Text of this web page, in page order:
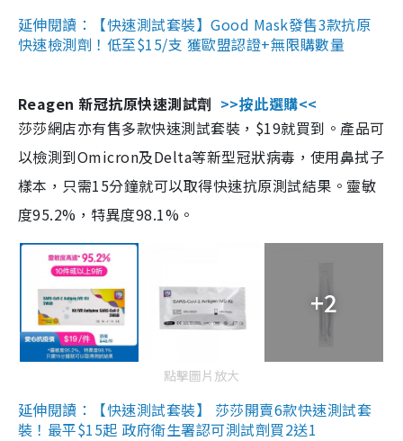
延伸閱讀：【快速測試套裝】Good Mask發售3款抗原
快速檢測劑！低至$15/支 獲歐盟認證+無限購數量
Reagen 新冠抗原快速測試劑 >>按此選購<<
莎莎網店亦有售多款快速測試套裝，$19就買到。產品可
以檢測到Omicron及Delta等新型冠狀病毒，使用鼻拭子
樣本，只需15分鐘就可以取得快速抗原測試結果。靈敏
度95.2%，特異度98.1%。
+2
點擊圖片放大
延伸閱讀：【快速測試套裝】 莎莎開賣6款快速測試套
裝！最平$15起 政府衛生署認可測試劑買2送1